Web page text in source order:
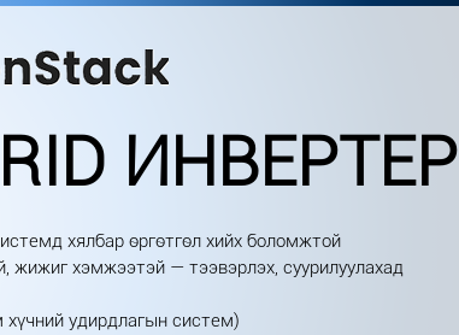
ИНВЕРТЕР
хялбар өргөтгөл хийх боломжтой
жижиг хэмжээтэй — тээвэрлэх, суурилуулахад
хүчний удирдлагын систем)